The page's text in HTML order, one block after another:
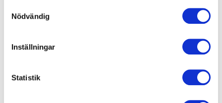
Nödvändig
Inställningar
Statistik